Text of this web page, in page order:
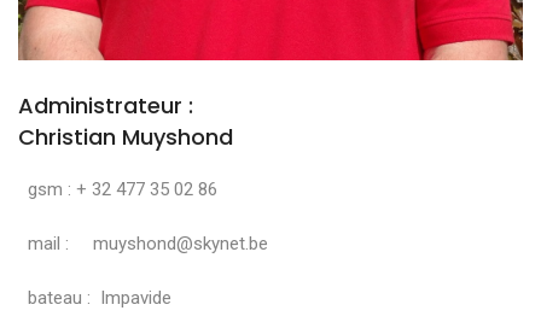
Administrateur :
Christian Muyshond
gsm : + 32 477 35 02 86
mail : muyshond@skynet.be
bateau : Impavide